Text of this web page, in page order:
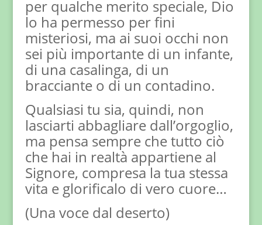
per qualche merito speciale, Dio
lo ha permesso per fini
misteriosi, ma ai suoi occhi non
sei più importante di un infante,
di una casalinga, di un
bracciante o di un contadino.
Qualsiasi tu sia, quindi, non
lasciarti abbagliare dall’orgoglio,
ma pensa sempre che tutto ciò
che hai in realtà appartiene al
Signore, compresa la tua stessa
vita e glorificalo di vero cuore…
(Una voce dal deserto)